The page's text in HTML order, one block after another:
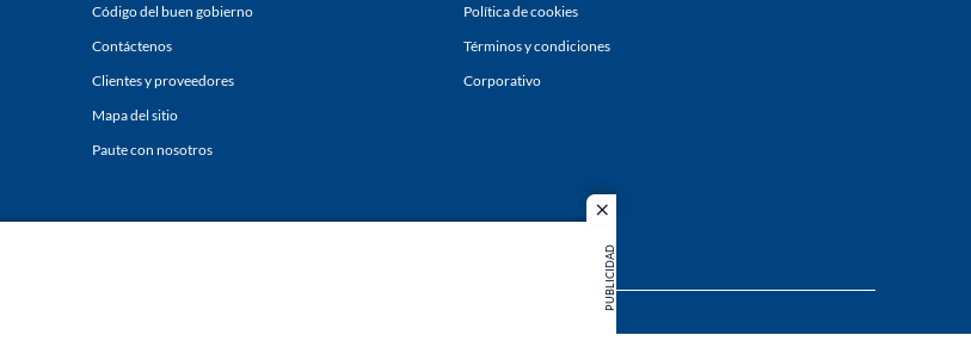
close
PUBLICIDAD
Código del buen gobierno
Contáctenos
Clientes y proveedores
Mapa del sitio
Paute con nosotros
Política de cookies
Términos y condiciones
Corporativo